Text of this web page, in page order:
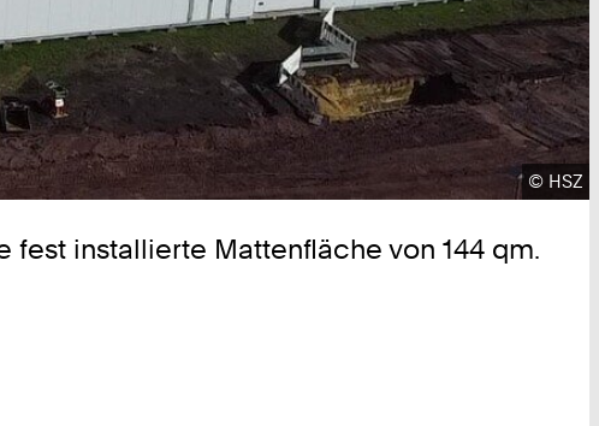
© HSZ
installierte Mattenfläche von 144 qm.